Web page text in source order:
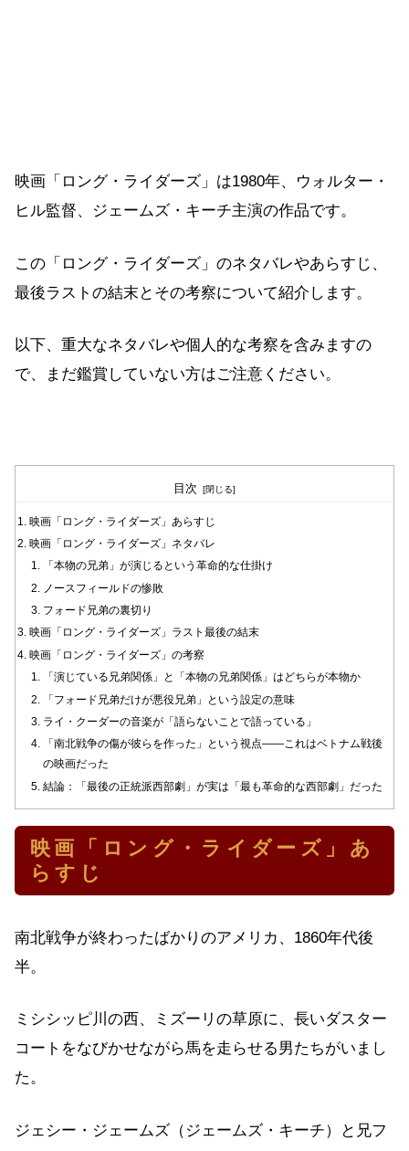
映画「ロング・ライダーズ」は1980年、ウォルター・
ヒル監督、ジェームズ・キーチ主演の作品です。
この「ロング・ライダーズ」のネタバレやあらすじ、
最後ラストの結末とその考察について紹介します。
以下、重大なネタバレや個人的な考察を含みますの
で、まだ鑑賞していない方はご注意ください。
目次
映画「ロング・ライダーズ」あらすじ
映画「ロング・ライダーズ」ネタバレ
「本物の兄弟」が演じるという革命的な仕掛け
ノースフィールドの惨敗
フォード兄弟の裏切り
映画「ロング・ライダーズ」ラスト最後の結末
映画「ロング・ライダーズ」の考察
「演じている兄弟関係」と「本物の兄弟関係」はどちらが本物か
「フォード兄弟だけが悪役兄弟」という設定の意味
ライ・クーダーの音楽が「語らないことで語っている」
「南北戦争の傷が彼らを作った」という視点——これはベトナム戦後
の映画だった
結論：「最後の正統派西部劇」が実は「最も革命的な西部劇」だった
映画「ロング・ライダーズ」あ
らすじ
南北戦争が終わったばかりのアメリカ、1860年代後
半。
ミシシッピ川の西、ミズーリの草原に、長いダスター
コートをなびかせながら馬を走らせる男たちがいまし
た。
ジェシー・ジェームズ（ジェームズ・キーチ）と兄フ